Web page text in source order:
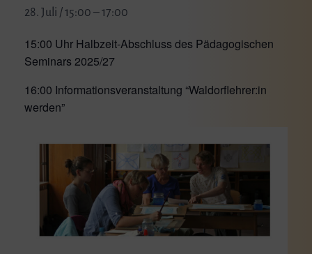
28. Juli / 15:00 –17:00
15:00 Uhr Halbzeit-Abschluss des Pädagogischen
Seminars 2025/27
16:00 Informationsveranstaltung “Waldorflehrer:in
werden”